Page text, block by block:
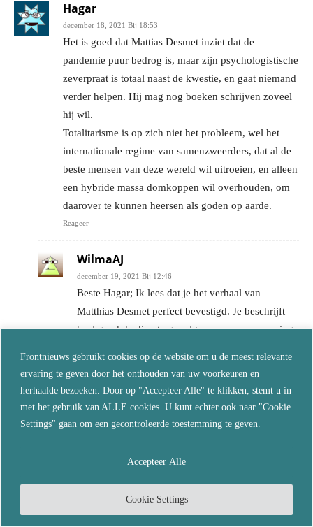
Frontnieuws gebruikt cookies op de website om u de meest relevante
ervaring te geven door het onthouden van uw voorkeuren en
herhaalde bezoeken. Door op "Accepteer Alle" te klikken, stemt u in
met het gebruik van ALLE cookies. U kunt echter ook naar "Cookie
Settings" gaan om een gecontroleerde toestemming te geven.
Cookie Settings
Accepteer Alle
Hagar
december 18, 2021 Bij 18:53
Het is goed dat Mattias Desmet inziet dat de
pandemie puur bedrog is, maar zijn psychologistische
zeverpraat is totaal naast de kwestie, en gaat niemand
verder helpen. Hij mag nog boeken schrijven zoveel
hij wil.
Totalitarisme is op zich niet het probleem, wel het
internationale regime van samenzweerders, dat al de
beste mensen van deze wereld wil uitroeien, en alleen
een hybride massa domkoppen wil overhouden, om
daarover te kunnen heersen als goden op aarde.
Reageer
WilmaAJ
december 19, 2021 Bij 12:46
Beste Hagar; Ik lees dat je het verhaal van
Matthias Desmet perfect bevestigd. Je beschrijft
heel goed de directe gevolgen van massavorming.
Tex Merkelbach
december 18, 2021 Bij 21:10
Certificate Of VaccinationID
Dit project is gekoppeld aan een project van Bill